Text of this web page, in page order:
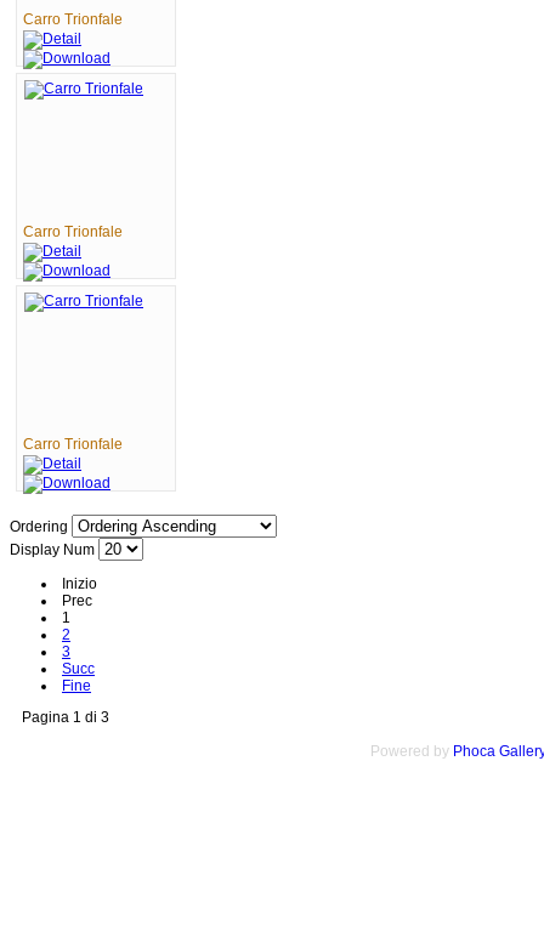
Carro Trionfale
Carro Trionfale
Carro Trionfale
Ordering
Display Num
Inizio
Prec
1
2
3
Succ
Fine
Pagina 1 di 3
Powered by Phoca